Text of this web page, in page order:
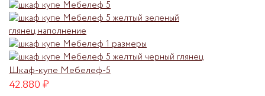
Шкаф-купе Мебелеф-5
42.880₽